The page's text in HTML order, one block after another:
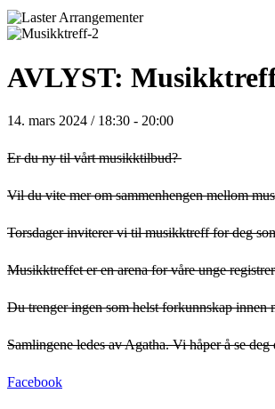
AVLYST:
14. mars 2024 / 18:30 - 20:00
Er du ny til vårt musikktilbud?
Vil du vite mer om sammenhengen mellom
Torsdager inviterer vi til musikktreff for deg
Musikktreffet er en arena for våre unge
Du trenger ingen som helst forkunnskap
Samlingene ledes av Agatha.Vi håper å se deg
Facebook